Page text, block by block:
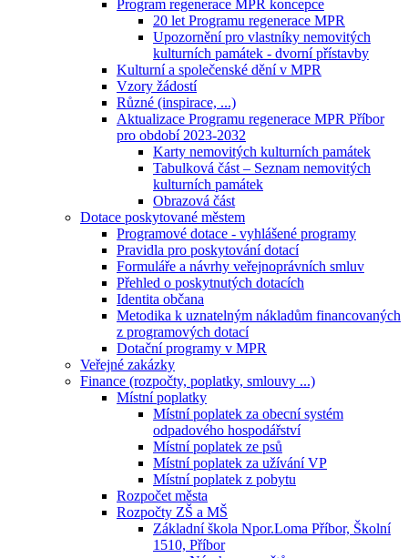
Program regenerace MPR koncepce
20 let Programu regenerace MPR
Upozornění pro vlastníky nemovitých
kulturních památek - dvorní přístavby
Kulturní a společenské dění v MPR
Vzory žádostí
Různé (inspirace, ...)
Aktualizace Programu regenerace MPR Příbor
pro období 2023-2032
Karty nemovitých kulturních památek
Tabulková část – Seznam nemovitých
kulturních památek
Obrazová část
Dotace poskytované městem
Programové dotace - vyhlášené programy
Pravidla pro poskytování dotací
Formuláře a návrhy veřejnoprávních smluv
Přehled o poskytnutých dotacích
Identita občana
Metodika k uznatelným nákladům financovaných
z programových dotací
Dotační programy v MPR
Veřejné zakázky
Finance (rozpočty, poplatky, smlouvy ...)
Místní poplatky
Místní poplatek za obecní systém
odpadového hospodářství
Místní poplatek ze psů
Místní poplatek za užívání VP
Místní poplatek z pobytu
Rozpočet města
Rozpočty ZŠ a MŠ
Základní škola Npor.Loma Příbor, Školní
1510, Příbor